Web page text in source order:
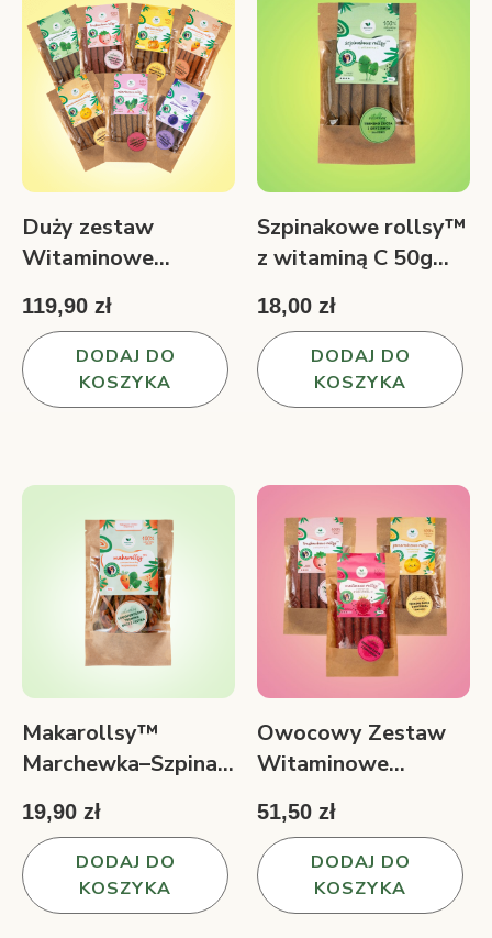
Duży zestaw
Witaminowe
350 g
119,90 zł
DODAJ DO
KOSZYKA
Szpinakowe rollsy™
z witaminą C 50g
przekąska
18,00 zł
DODAJ DO
KOSZYKA
Makarollsy™
Marchewka–Szpinak
warzywna
przekąska w
wstążkach 50 g
19,90 zł
DODAJ DO
KOSZYKA
Owocowy Zestaw
Witaminowe
g
51,50 zł
DODAJ DO
KOSZYKA